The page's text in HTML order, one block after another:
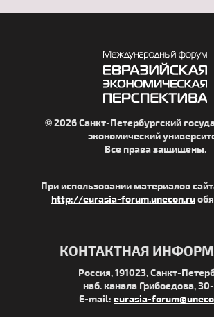
© 2026 Санкт-Петербургский
экономический
Все права защищены.
При использовании материалов
http://eurasia-forum.unecon.ru
КОНТАКТНАЯ
Россия, 191023, Санкт-
наб. канала Грибоедова,
E-mail: eurasia-